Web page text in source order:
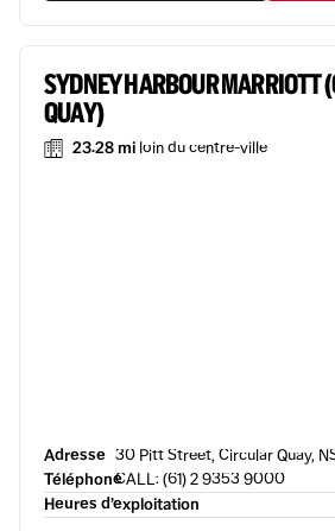
SYDNEY HARBOUR MARRIOTT
QUAY)
23.28 mi loin du centre-ville
Adresse 30 Pitt Street, Circular Quay,
TéléphoneCALL: (61) 2 9353 9000
Heures d’exploitation